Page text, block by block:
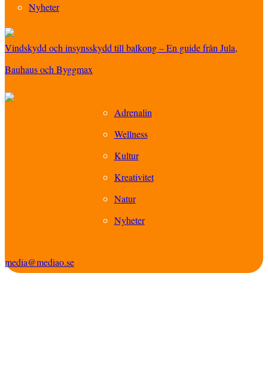
Nyheter
Vindskydd och insynsskydd till balkong – En guide från Jula,
Bauhaus och Byggmax
Adrenalin
Wellness
Kultur
Kreativitet
Natur
Nyheter
media@mediao.se